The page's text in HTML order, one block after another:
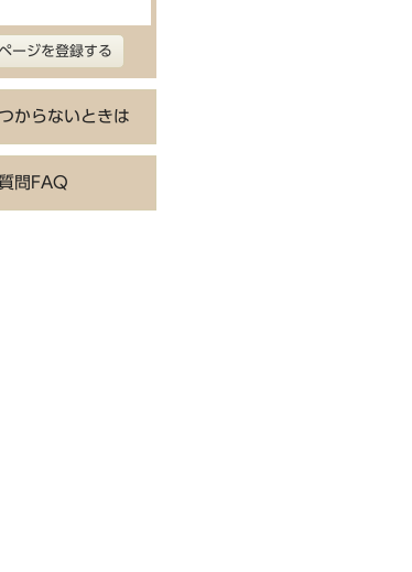
ージを登録する
からないときは
問FAQ